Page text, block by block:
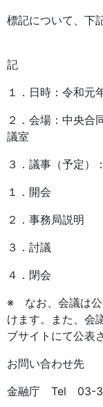
標記について、下
記
１．日時：令和元
２．会場：中央
議室
３．議事（予定）：
１．開会
２．事務局説明
３．討議
４．閉会
※ なお、会議は公
けます。また、会
ブサイトにて公表
お問い合わせ先
金融庁 Tel 03-